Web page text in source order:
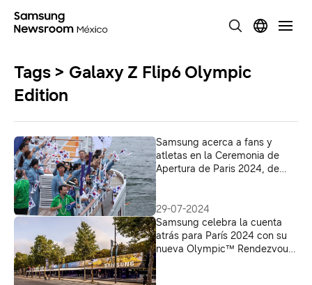
Tags > Galaxy Z Flip6 Olympic
Edition
Samsung acerca a fans y
atletas en la Ceremonia de
Apertura de Paris 2024, de
29-07-2024
Samsung celebra la cuenta
atrás para París 2024 con su
nueva Olympic™ Rendezvous